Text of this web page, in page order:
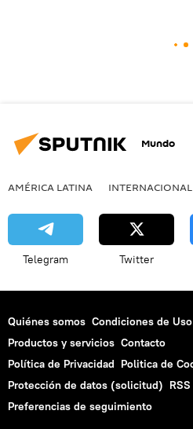
Mundo
AMÉRICA LATINA INTERNACIONAL
Telegram Twitter
Quiénes somos Condiciones de Uso
Productos y servicios Contacto
Política de Privacidad Politica de
Protección de datos (solicitud) RSS
Preferencias de seguimiento